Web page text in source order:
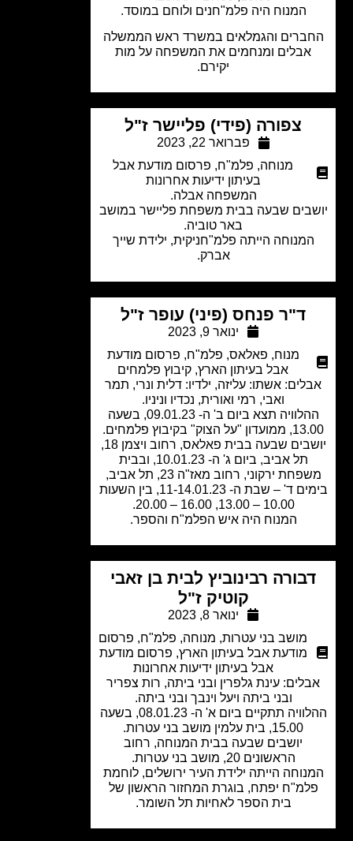
המנוח היה פלמ"חנים ולוחם במוסד.
והגמלאים במשרד ראש הממשלה
אבלים ומנחמים את המשפחה על מות
צפורה (פידי) פליישר ז"ל
פברואר 22, 2023
מנוחה
פלמ"ח,פרסום מודעת אבל
בעיתון ידיעות אחרונות
המשפחה אבלה.
שבעה בבית משפחת פליישר במושב
באר טוביה.
הייתה פלמ"חניקית, ילידת שייך
ד"ר פנחס (פיני) עופר ז"ל
ינואר 9, 2023
מנוח
פאלאס ,פלמ"ח,פרסום מודעת
אבל בעיתון הארץ,קיבוץ פלמחים
אשתו: עליזה, ילדיו: דלית ונרי, תמר
ואבי, רמי ואורית, נכדיו וניניו.
ההלוויה תצא ביום ב' ה- 09.01.23, בשעה
יושבים שבעה בבית פאלאס, רחוב ויצמן 18,
תל אביב, ביום ג' ה- 10.01.23, ובבית
משפחת ירקוני, רחוב מאז"ה 23, תל אביב,
בימים ד' – שבת ה- 11-14.01.23, בין השעות
המנוח היה איש הפלמ"ח והספר.
רבינוביץ לבית בן זאבי
קוטיק ז"ל
ינואר 8, 2023
מושב בני עטרות, מנוחה, פלמ"ח,פרסום
מודעת אבל בעיתון הארץ,פרסום מודעת
אבל בעיתון ידיעות אחרונות
עינת גלפרין ובני ביתה, רות צפריר
ובני ביתה ויעל וינבך ובני ביתה.
ההלוויה תתקיים ביום א' ה- 08.01.23, בשעה
יושבים שבעה בבית המנוחה, רחוב
הראשונים 20, מושב בני עטרות.
הייתה ילידת העיר ירושלים, לוחמת
יפתח, בוגרת המחזור הראשון של
בית הספר לאחיות תל השומר.